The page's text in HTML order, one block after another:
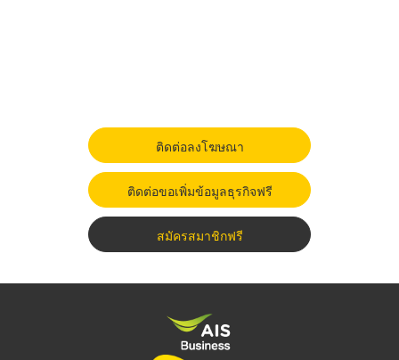
ติดต่อลงโฆษณา
ติดต่อขอเพิ่มข้อมูลธุรกิจฟรี
สมัครสมาชิกฟรี